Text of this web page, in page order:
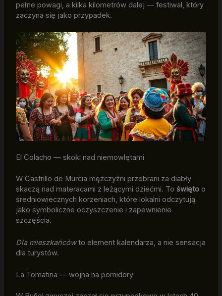
pełne powagi, a kilka kilometrów dalej — festiwal, który
zaczyna się jako przypadek.
El Colacho — skoki nad niemowlętami
W Castrillo de Murcia mężczyźni przebrani za diabły
skaczą nad materacami z leżącymi dziećmi. To świętoo
średniowiecznych korzeniach, które lokalni odczytują
jako symboliczne oczyszczenie i zapewnienie
szczęścia.
Dla mieszkańcówto element kalendarza, a nie sensacja
dla turystów.
La Tomatina — wojna na pomidory